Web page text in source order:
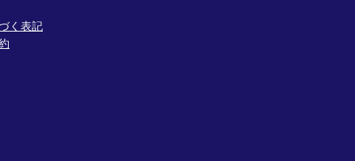
く表記